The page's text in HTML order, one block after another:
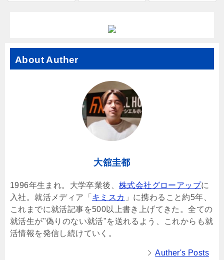
About Auther
大舘圭都
1996年生まれ。大学卒業後、 株式会社グローアップに
入社。就活メディア「 キミスカ 」に携わること約5年、
これまでに就活記事を500以上書き上げてきた。全ての
就活生が"偽りのない就活"を送れるよう、これからも就
活情報を発信し続けていく。
Auther's Posts